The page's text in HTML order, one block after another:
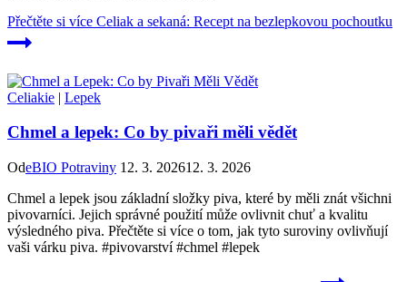
Přečtěte si více Celiak a sekaná: Recept na bezlepkovou pochoutku
Celiakie | Lepek
Chmel a lepek: Co by pivaři měli vědět
OdeBIO Potraviny 12. 3. 202612. 3. 2026
Chmel a lepek jsou základní složky piva, které by měli znát všichni
pivovarníci. Jejich správné použití může ovlivnit chuť a kvalitu
výsledného piva. Přečtěte si více o tom, jak tyto suroviny ovlivňují
vaši várku piva. #pivovarství #chmel #lepek